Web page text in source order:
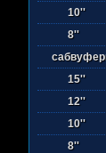
10''
8''
15''
12''
10''
8''